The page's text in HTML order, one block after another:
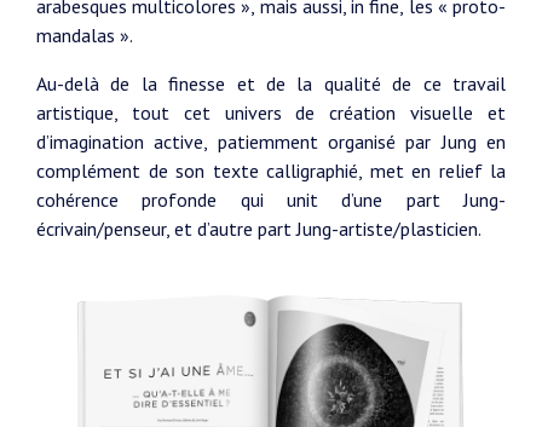
arabesques multicolores », mais aussi, in fine, les « proto-
mandalas ».
Au-delà de la finesse et de la qualité de ce travail
artistique, tout cet univers de création visuelle et
d’imagination active, patiemment organisé par Jung en
complément de son texte calligraphié, met en relief la
cohérence profonde qui unit d’une part Jung-
écrivain/penseur, et d’autre part Jung-artiste/plasticien.